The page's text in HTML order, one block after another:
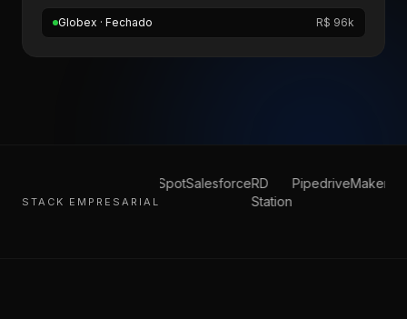
Globex · Fechado R$ 96k
STACK EMPRESARIAL
HubSpotSalesforceRD
Station
PipedriveMaken8n